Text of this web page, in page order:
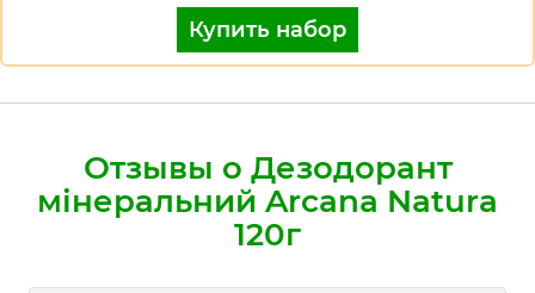
Купить набор
Отзывы о Дезодорант
мінеральний Arcana Natura
120г